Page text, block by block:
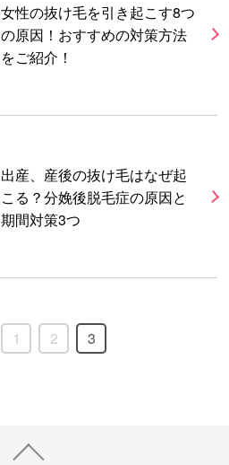
女性の抜け毛を引き起こす8つ
の原因！おすすめの対策方法
をご紹介！
出産、産後の抜け毛はなぜ起
こる？分娩後脱毛症の原因と
期間対策3つ
1 2 3